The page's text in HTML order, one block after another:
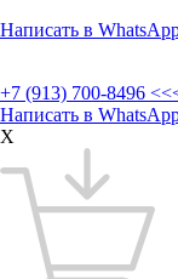
Написать в
+7 (913) 700-8496
Написать в
X